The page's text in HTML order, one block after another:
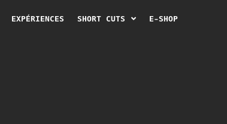
EXPÉRIENCES SHORT CUTS E-SHOP